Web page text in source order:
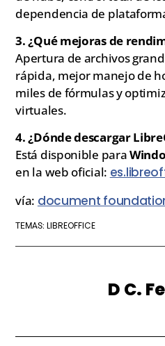
dependencia de
3. ¿Qué mejoras de
Apertura de archivos
rápida, mejor manejo de
miles de fórmulas y
virtuales.
4. ¿Dónde descargar
Está disponible para
en la web oficial:
vía: document
TEMAS: LIBREOFFICE
D C.